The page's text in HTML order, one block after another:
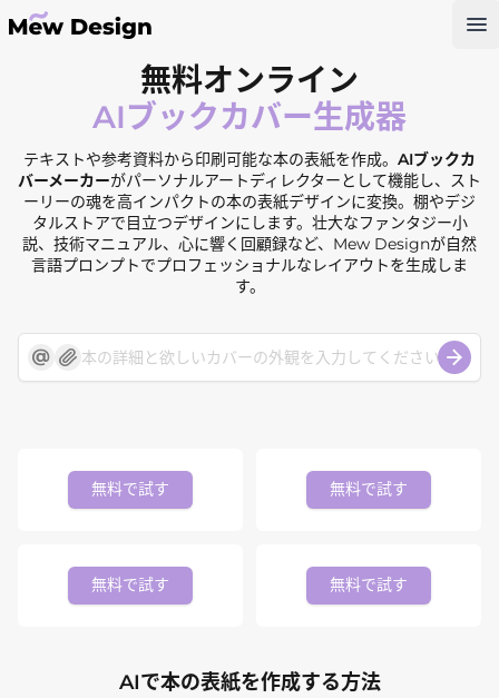
無料オンライン
AIブックカバー生成器
テキストや参考資料から印刷可能な本の表紙を作成。 AIブックカ
バーメーカーがパーソナルアートディレクターとして機能し、スト
ーリーの魂を高インパクトの本の表紙デザインに変換。棚やデジ
タルストアで目立つデザインにします。壮大なファンタジー小
説、技術マニュアル、心に響く回顧録など、Mew Designが自然
言語プロンプトでプロフェッショナルなレイアウトを生成しま
す。
無料で試す 無料で試す
無料で試す 無料で試す
AIで本の表紙を作成する方法